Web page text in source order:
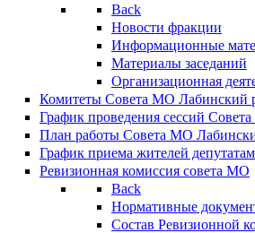
Back
Новости фракции
Информационные
Материалы заседаний
Организационная
Комитеты Совета МО Лабинский
График проведения сессий
План работы Совета МО
График приема жителей
Ревизионная комиссия совета МО
Back
Нормативные
Состав Ревизионной